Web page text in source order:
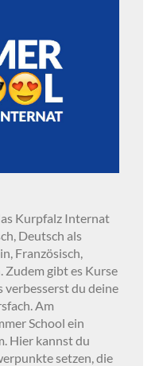
Kurpfalz Internat
Deutsch als
Französisch,
Zudem gibt es Kurse
verbesserst du deine
Am
School ein
Hier kannst du
setzen, die